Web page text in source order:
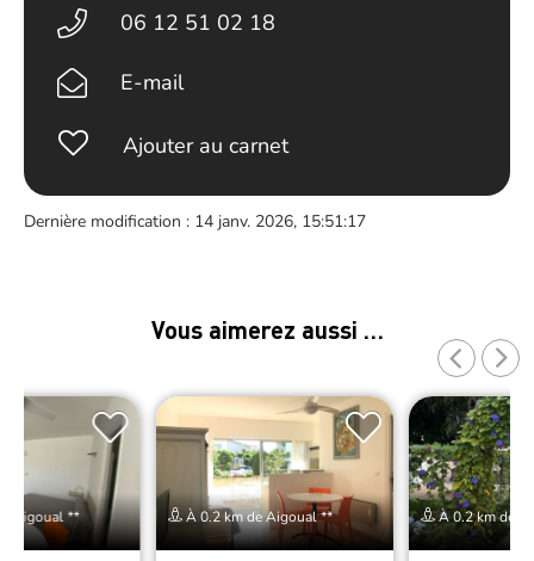
06 12 51 02 18
E-mail
Ajouter au carnet
Dernière modification : 14 janv. 2026, 15:51:17
Vous aimerez aussi …
Aigoual ** À 0.2 km de Aigoual ** À 0.2 km de